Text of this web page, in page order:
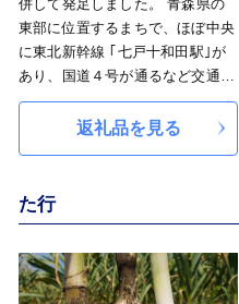
併して発足しました。 青森県の
東部に位置するまちで、ほぼ中央
に東北新幹線 ｢七戸十和田駅｣が
あり、国道４号が通るなど交通の
要になっています。 南部藩に由
来する「七戸城跡」や「一里塚」
が、世界遺産登録に登録されまし
た。また、「東八甲田家族旅行
夏はバーベキュー、冬はウインタ
ースポーツが楽しめます。 「潤
返礼品を見る
た行